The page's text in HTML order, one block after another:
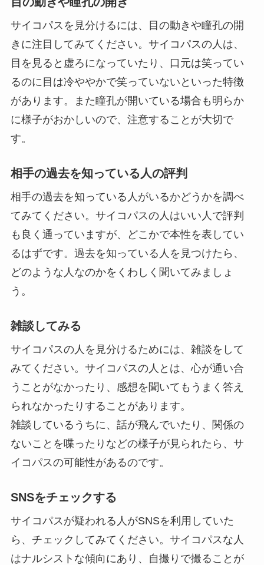
サイコパスを見分けるには、目の動きや瞳孔の開
きに注目してみてください。サイコパスの人は、
目を見ると虚ろになっていたり、口元は笑ってい
るのに目は冷ややかで笑っていないといった特徴
があります。また瞳孔が開いている場合も明らか
に様子がおかしいので、注意することが大切で
す。
相手の過去を知っている人の評判
相手の過去を知っている人がいるかどうかを調べ
てみてください。サイコパスの人はいい人で評判
も良く通っていますが、どこかで本性を表してい
るはずです。過去を知っている人を見つけたら、
どのような人なのかをくわしく聞いてみましょ
う。
雑談してみる
サイコパスの人を見分けるためには、雑談をして
みてください。サイコパスの人とは、心が通い合
うことがなかったり、感想を聞いてもうまく答え
られなかったりすることがあります。
雑談しているうちに、話が飛んでいたり、関係の
ないことを喋ったりなどの様子が見られたら、サ
イコパスの可能性があるのです。
SNSをチェックする
サイコパスが疑われる人がSNSを利用していた
ら、チェックしてみてください。サイコパスな人
はナルシストな傾向にあり、自撮りで撮ることが